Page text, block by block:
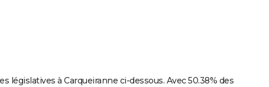
législatives à Carqueiranne ci-dessous. Avec 50.38% des